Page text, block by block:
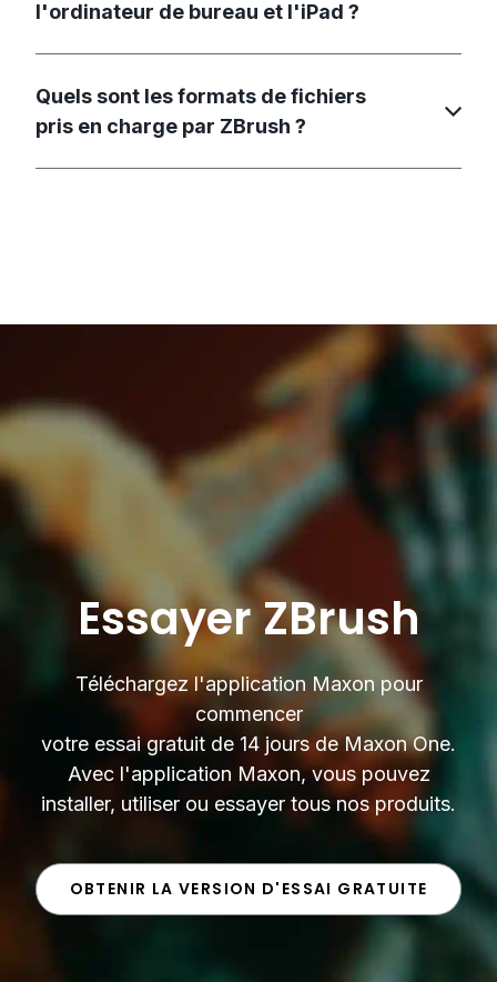
l'ordinateur de bureau et l'iPad ?
Quels sont les formats de fichiers
pris en charge par ZBrush ?
Essayer ZBrush
Téléchargez l'application Maxon pour
commencer
votre essai gratuit de 14 jours de Maxon One.
Avec l'application Maxon, vous pouvez
installer, utiliser ou essayer tous nos produits.
OBTENIR LA VERSION D'ESSAI GRATUITE